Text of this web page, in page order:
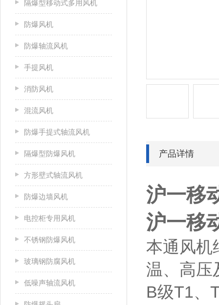
隔爆型移动式多用风机
防爆风机
防爆轴流风机
手提风机
消防风机
混流风机
防爆手提式轴流风机
隔爆型防爆风机
方形壁式轴流风机
防爆边墙风机
电控柜专用风机
不锈钢防爆风机
玻璃钢防腐风机
低噪声轴流风机
产品详情
沪一移
沪一移
本通风机
温、高压
B级T1、